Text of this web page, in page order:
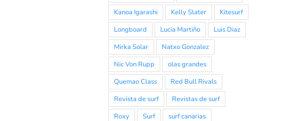
Kanoa Igarashi
Kelly Slater
Kitesurf
Longboard
Lucia Martiño
Luis Diaz
Mirka Solar
Natxo Gonzalez
Nic Von Rupp
olas grandes
Quemao Class
Red Bull Rivals
Revista de surf
Revistas de surf
Roxy
Surf
surf canarias